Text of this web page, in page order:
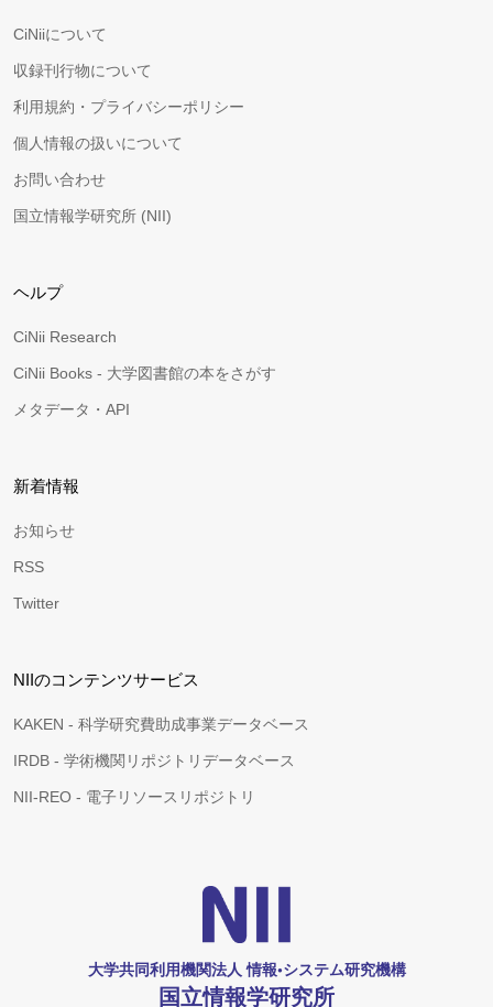
CiNiiについて
収録刊行物について
利用規約・プライバシーポリシー
個人情報の扱いについて
お問い合わせ
国立情報学研究所 (NII)
ヘルプ
CiNii Research
CiNii Books - 大学図書館の本をさがす
メタデータ・API
新着情報
お知らせ
RSS
Twitter
NIIのコンテンツサービス
KAKEN - 科学研究費助成事業データベース
IRDB - 学術機関リポジトリデータベース
NII-REO - 電子リソースリポジトリ
大学共同利用機関法人 情報•システム研究機構
国立情報学研究所